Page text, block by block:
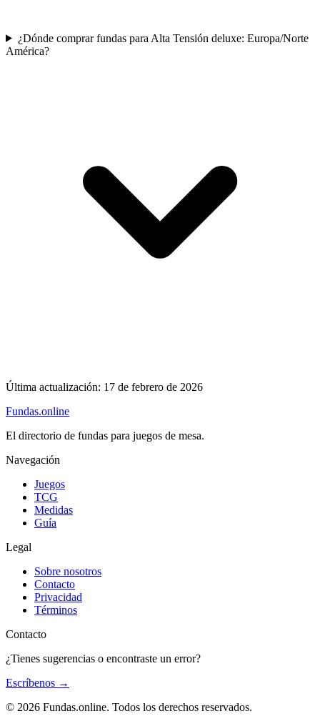
¿Dónde comprar fundas para Alta Tensión deluxe: Europa/Norte
América?
Última actualización: 17 de febrero de 2026
Fundas.online
El directorio de fundas para juegos de mesa.
Navegación
Juegos
TCG
Medidas
Guía
Legal
Sobre nosotros
Contacto
Privacidad
Términos
Contacto
¿Tienes sugerencias o encontraste un error?
Escríbenos →
© 2026 Fundas.online. Todos los derechos reservados.